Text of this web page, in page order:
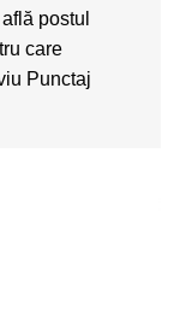
postul
care
Punctaj